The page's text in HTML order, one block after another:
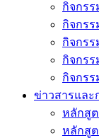
กิจกรร
กิจกรร
กิจกรร
กิจกรร
กิจกรร
ข่าวสารและ
หลักสู
หลักสูต